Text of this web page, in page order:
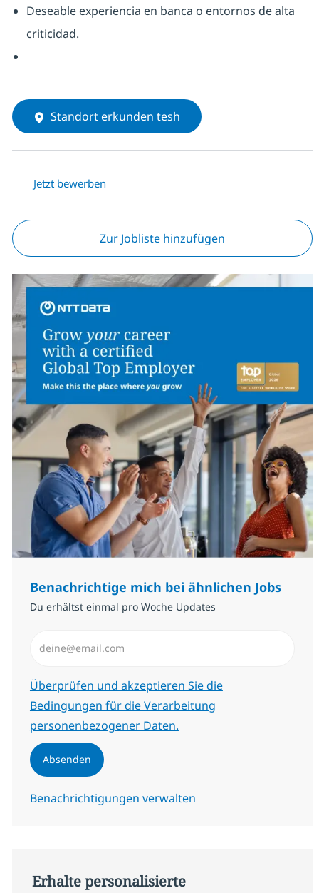
Deseable experiencia en banca o entornos de alta
criticidad.
Standort erkunden tesh
Jetzt bewerben
Zur Jobliste hinzufügen
Benachrichtige mich bei ähnlichen Jobs
Du erhältst einmal pro Woche Updates
Erforderlich
Überprüfen und akzeptieren Sie die
Bedingungen für die Verarbeitung
personenbezogener Daten.
Absenden
Benachrichtigungen verwalten
Erhalte personalisierte